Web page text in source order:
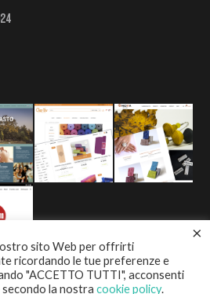
sito Web per offrirti
ricordando le tue preferenze e
"ACCETTO TUTTI", acconsenti
la nostra cookie policy.
×